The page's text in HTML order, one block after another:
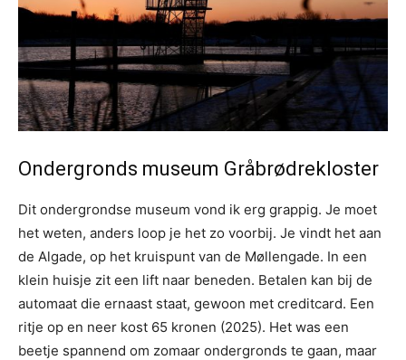
Ondergronds museum Gråbrødrekloster
Dit ondergrondse museum vond ik erg grappig. Je moet
het weten, anders loop je het zo voorbij. Je vindt het aan
de Algade, op het kruispunt van de Møllengade. In een
klein huisje zit een lift naar beneden. Betalen kan bij de
automaat die ernaast staat, gewoon met creditcard. Een
ritje op en neer kost 65 kronen (2025). Het was een
beetje spannend om zomaar ondergronds te gaan, maar